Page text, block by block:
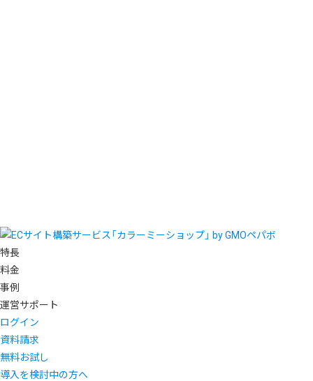
特長
料金
事例
運営サポート
ログイン
資料請求
無料お試し
導入を検討中の方へ